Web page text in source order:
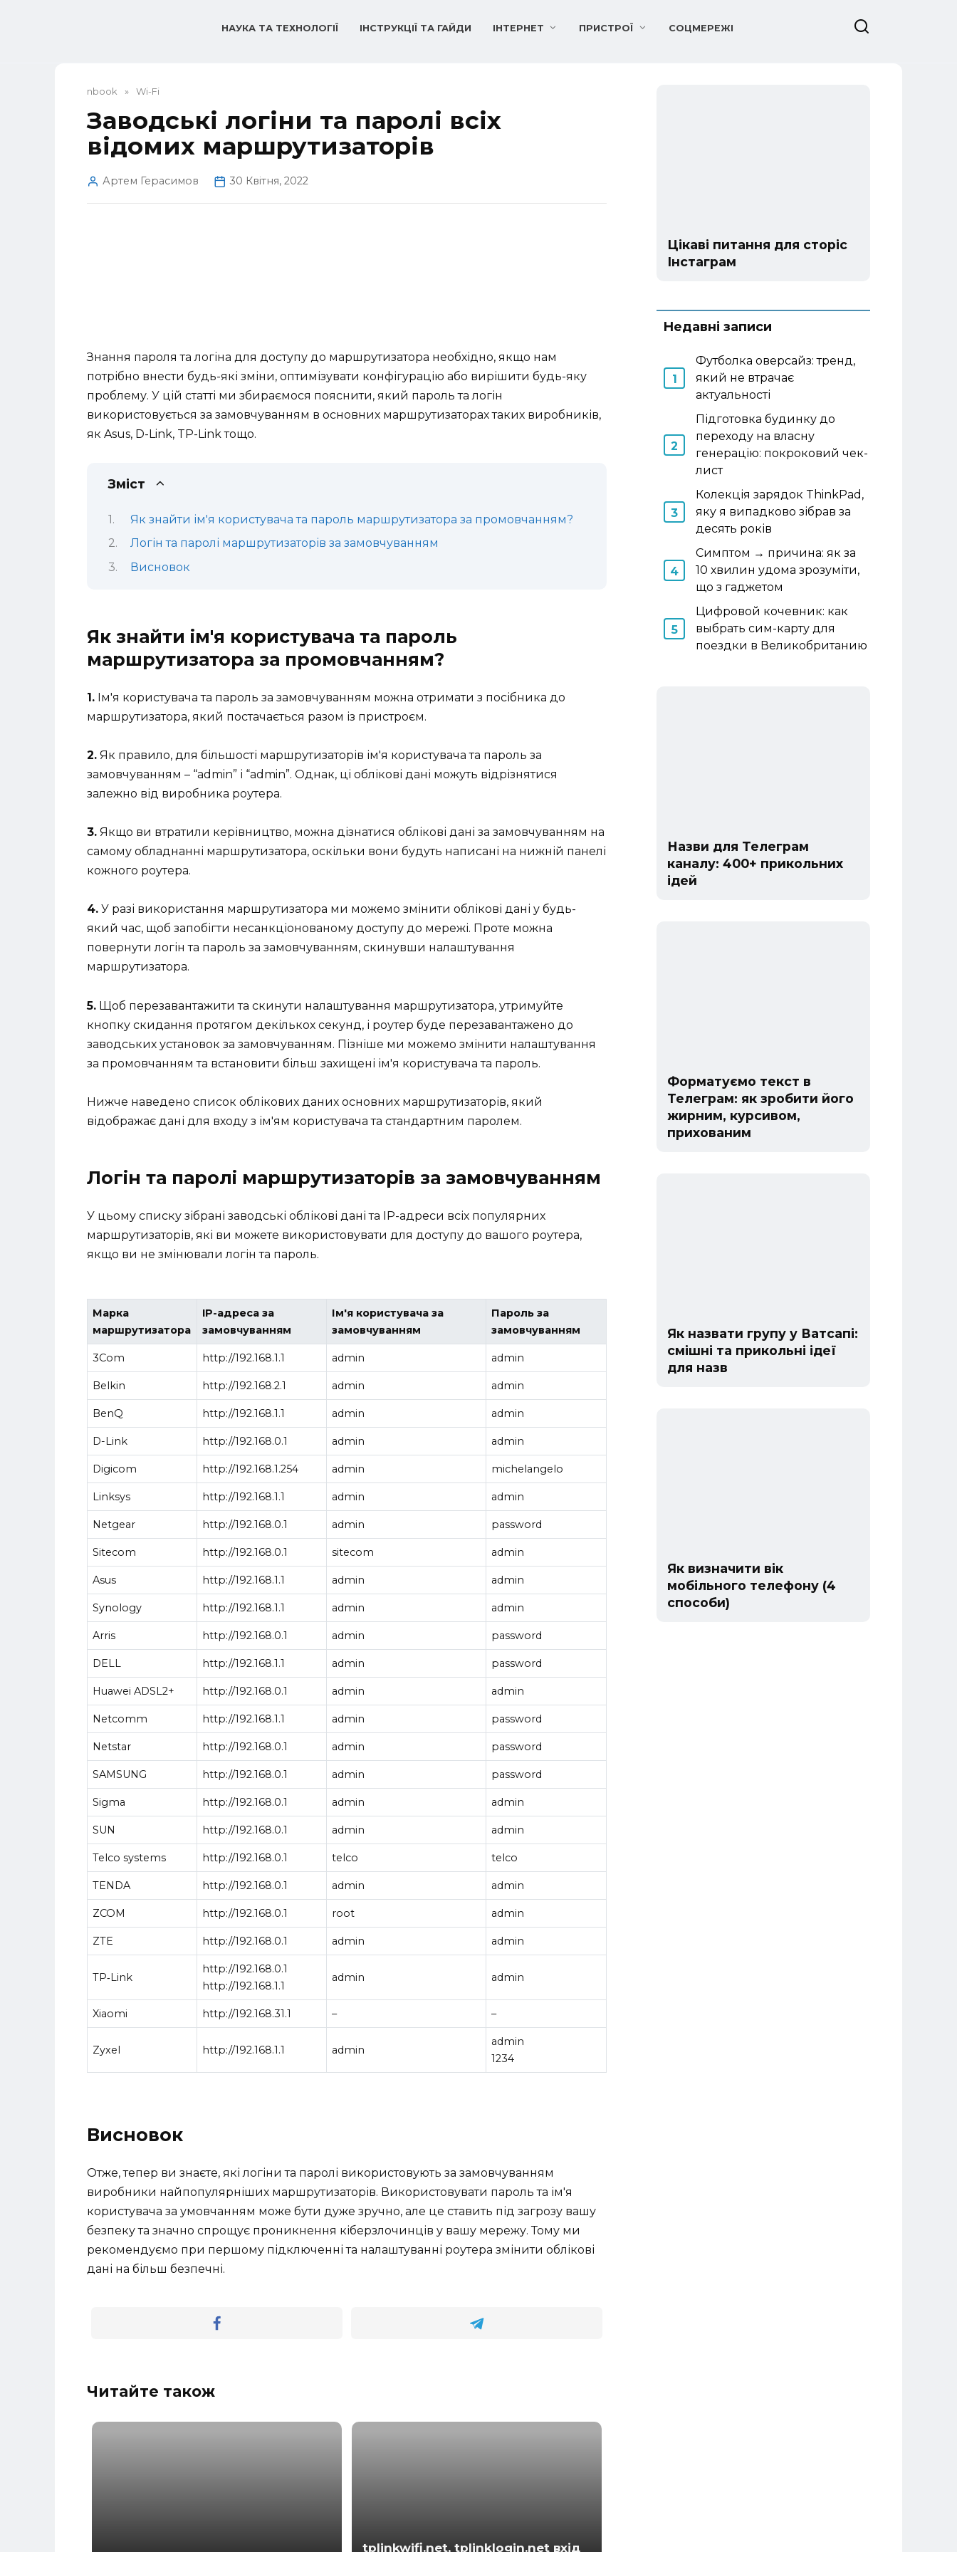
НАУКА ТА ТЕХНОЛОГІЇ ІНСТРУКЦІЇ ТА ГАЙДИ ІНТЕРНЕТ ПРИСТРОЇ СОЦМЕРЕЖІ
nbook » Wi-Fi
Заводські логіни та паролі всіх
відомих маршрутизаторів
Артем Герасимов 30 Квітня, 2022
Знання пароля та логіна для доступу до маршрутизатора необхідно, якщо нам
потрібно внести будь-які зміни, оптимізувати конфігурацію або вирішити будь-яку
проблему. У цій статті ми збираємося пояснити, який пароль та логін
використовується за замовчуванням в основних маршрутизаторах таких виробників,
як Asus, D-Link, TP-Link тощо.
Зміст
Як знайти ім'я користувача та пароль маршрутизатора за промовчанням?
Логін та паролі маршрутизаторів за замовчуванням
Висновок
Як знайти ім'я користувача та пароль
маршрутизатора за промовчанням?
1. Ім'я користувача та пароль за замовчуванням можна отримати з посібника до
маршрутизатора, який постачається разом із пристроєм.
2. Як правило, для більшості маршрутизаторів ім'я користувача та пароль за
замовчуванням – “admin” і “admin”. Однак, ці облікові дані можуть відрізнятися
залежно від виробника роутера.
3. Якщо ви втратили керівництво, можна дізнатися облікові дані за замовчуванням на
самому обладнанні маршрутизатора, оскільки вони будуть написані на нижній панелі
кожного роутера.
4. У разі використання маршрутизатора ми можемо змінити облікові дані у будь-
який час, щоб запобігти несанкціонованому доступу до мережі. Проте можна
повернути логін та пароль за замовчуванням, скинувши налаштування
маршрутизатора.
5. Щоб перезавантажити та скинути налаштування маршрутизатора, утримуйте
кнопку скидання протягом декількох секунд, і роутер буде перезавантажено до
заводських установок за замовчуванням. Пізніше ми можемо змінити налаштування
за промовчанням та встановити більш захищені ім'я користувача та пароль.
Нижче наведено список облікових даних основних маршрутизаторів, який
відображає дані для входу з ім'ям користувача та стандартним паролем.
Логін та паролі маршрутизаторів за замовчуванням
У цьому списку зібрані заводські облікові дані та IP-адреси всіх популярних
маршрутизаторів, які ви можете використовувати для доступу до вашого роутера,
якщо ви не змінювали логін та пароль.
Марка
маршрутизатора
IP-адреса за
замовчуванням
Ім'я користувача за
замовчуванням
Пароль за
замовчуванням
3Com http://192.168.1.1 admin admin
Belkin http://192.168.2.1 admin admin
BenQ http://192.168.1.1 admin admin
D-Link http://192.168.0.1 admin admin
Digicom http://192.168.1.254 admin michelangelo
Linksys http://192.168.1.1 admin admin
Netgear http://192.168.0.1 admin password
Sitecom http://192.168.0.1 sitecom admin
Asus http://192.168.1.1 admin admin
Synology http://192.168.1.1 admin admin
Arris http://192.168.0.1 admin password
DELL http://192.168.1.1 admin password
Huawei ADSL2+ http://192.168.0.1 admin admin
Netcomm http://192.168.1.1 admin password
Netstar http://192.168.0.1 admin password
SAMSUNG http://192.168.0.1 admin password
Sigma http://192.168.0.1 admin admin
SUN http://192.168.0.1 admin admin
Telco systems http://192.168.0.1 telco telco
TENDA http://192.168.0.1 admin admin
ZCOM http://192.168.0.1 root admin
ZTE http://192.168.0.1 admin admin
TP‑Link
http://192.168.0.1
http://192.168.1.1
admin admin
Xiaomi http://192.168.31.1 – –
Zyxel http://192.168.1.1 admin
admin
1234
Висновок
Отже, тепер ви знаєте, які логіни та паролі використовують за замовчуванням
виробники найпопулярніших маршрутизаторів. Використовувати пароль та ім'я
користувача за умовчанням може бути дуже зручно, але це ставить під загрозу вашу
безпеку та значно спрощує проникнення кіберзлочинців у вашу мережу. Тому ми
рекомендуємо при першому підключенні та налаштуванні роутера змінити облікові
дані на більш безпечні.
Читайте також
tplinkwifi.net, tplinklogin.net вхід
Цікаві питання для сторіс
Інстаграм
Недавні записи
Футболка оверсайз: тренд,
який не втрачає
актуальності
Підготовка будинку до
переходу на власну
генерацію: покроковий чек-
лист
Колекція зарядок ThinkPad,
яку я випадково зібрав за
десять років
Симптом → причина: як за
10 хвилин удома зрозуміти,
що з гаджетом
Цифровой кочевник: как
выбрать сим-карту для
поездки в Великобританию
Назви для Телеграм
каналу: 400+ прикольних
ідей
Форматуємо текст в
Телеграм: як зробити його
жирним, курсивом,
прихованим
Як назвати групу у Ватсапі:
смішні та прикольні ідеї
для назв
Як визначити вік
мобільного телефону (4
способи)